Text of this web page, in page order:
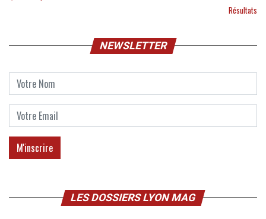
Résultats
NEWSLETTER
LES DOSSIERS LYON MAG